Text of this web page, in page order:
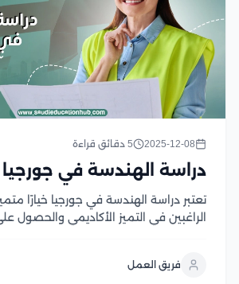
2025-12-08 5 دقائق قراءة
دراسة الهندسة في جورجيا
تعتبر دراسة الهندسة في جورجيا خيارًا
الراغبين في التميز الأكاديمي والحصول
جورجيا باستخدام العديد الأساليب
فريق العمل